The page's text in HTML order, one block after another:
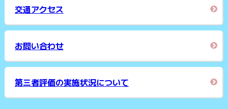
交通アクセス
お問い合わせ
第三者評価の実施状況について